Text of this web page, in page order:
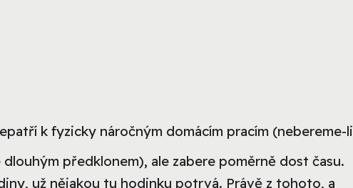
k fyzicky náročným domácím pracím (nebereme-li
předklonem), ale zabere poměrně dost času.
už nějakou tu hodinku potrvá. Právě z tohoto, a